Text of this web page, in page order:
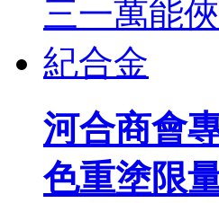
河合商會
色重塗限